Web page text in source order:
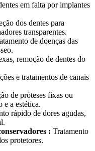
em falta por implantes
dos dentes para
transparentes.
de doenças das
remoção de dentes do
e tratamentos de canais
de próteses fixas ou
e a estética.
rápido de dores agudas,
: Tratamento
protetores.